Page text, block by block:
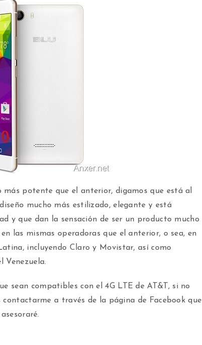
más potente que el anterior, digamos que está al
mucho más estilizado, elegante y está
y que dan la sensación de ser un producto mucho
las mismas operadoras que el anterior, o sea, en
incluyendo Claro y Movistar, así como
Venezuela.
sean compatibles con el 4G LTE de AT&T, si no
a través de la página de Facebook que